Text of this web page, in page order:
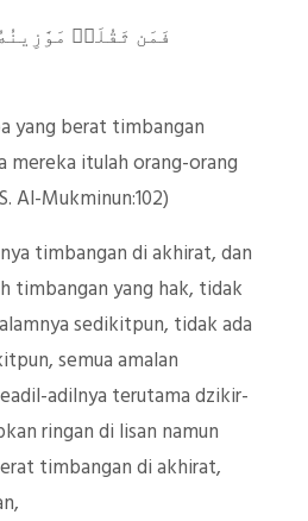
فَمَن ثَقُلَتۡ
yang berat timbangan
mereka itulah orang-orang
Al-Mukminun:102)
timbangan di akhirat, dan
timbangan yang hak, tidak
sedikitpun, tidak ada
semua amalan
adilnya terutama dzikir-
ringan di lisan namun
timbangan di akhirat,